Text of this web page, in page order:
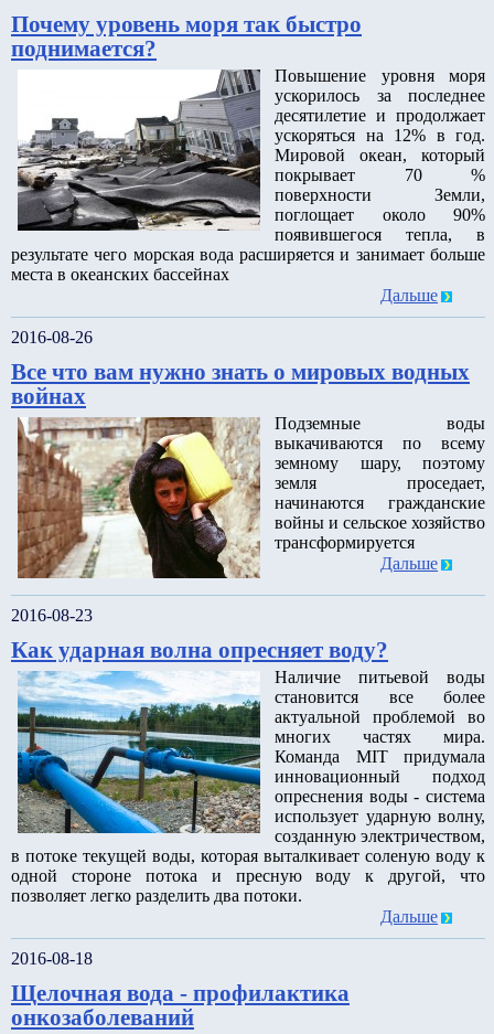
Почему уровень моря так быстро
поднимается?
Повышение уровня моря
ускорилось за последнее
десятилетие и продолжает
ускоряться на 12% в год.
Мировой океан, который
покрывает 70 %
поверхности Земли,
поглощает около 90%
появившегося тепла, в
результате чего морская вода расширяется и занимает больше
места в океанских бассейнах
Дальше
2016-08-26
Все что вам нужно знать о мировых водных
войнах
Подземные воды
выкачиваются по всему
земному шару, поэтому
земля проседает,
начинаются гражданские
войны и сельское хозяйство
трансформируется
Дальше
2016-08-23
Как ударная волна опресняет воду?
Наличие питьевой воды
становится все более
актуальной проблемой во
многих частях мира.
Команда MIT придумала
инновационный подход
опреснения воды - система
использует ударную волну,
созданную электричеством,
в потоке текущей воды, которая выталкивает соленую воду к
одной стороне потока и пресную воду к другой, что
позволяет легко разделить два потоки.
Дальше
2016-08-18
Щелочная вода - профилактика
онкозаболеваний